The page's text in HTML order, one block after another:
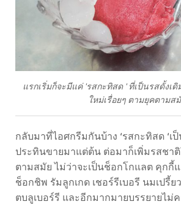
แรกเริ่มก็จะมีแค่ 'รสกะทิสด ' ที่เป็นรสดั้งเ
ใหม่เรื่อยๆ ตามยุคตามส
กลับมาที่ไอศกรีมกันบ้าง ‘รสกะทิสด ‘เ
ประทินขายมาแต่ต้น ต่อมาก็เพิ่มรสชา
ตามสมัย ไม่ว่าจะเป็นช็อกโกแลต คุกกี้
ช็อกชิพ รัมลูกเกด เชอร์รีเบอรี นมเปรี้ย
ตบลูเบอร์รี และอีกมากมายบรรยายไม่